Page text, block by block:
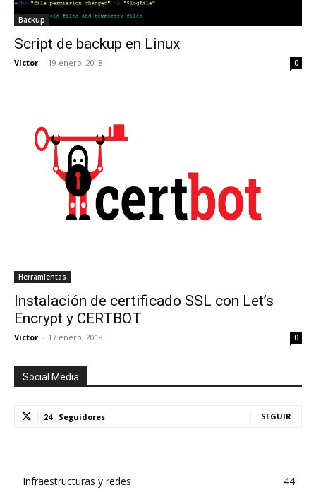
Backup
Script de backup en Linux
Victor - 19 enero, 2018 0
Herramientas
Instalación de certificado SSL con Let’s
Encrypt y CERTBOT
Victor - 17 enero, 2018 0
Social Media
24 Seguidores SEGUIR
Infraestructuras y redes
44